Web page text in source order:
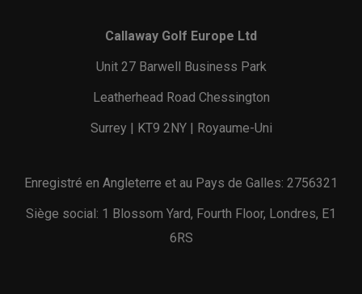
Callaway Golf Europe Ltd
Unit 27 Barwell Business Park
Leatherhead Road Chessington
Surrey | KT9 2NY | Royaume-Uni
Enregistré en Angleterre et au Pays de Galles: 2756321
Siège social: 1 Blossom Yard, Fourth Floor, Londres, E1
6RS